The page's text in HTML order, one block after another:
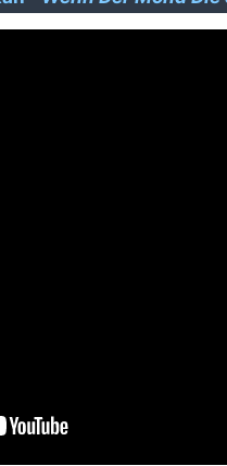
in mijn geit passen he...